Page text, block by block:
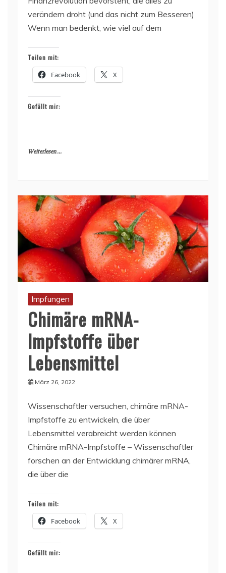
verändern droht (und das nicht zum Besseren)
Wenn man bedenkt, wie viel auf dem
Teilen mit:
Facebook X
Gefällt mir:
Weiterlesen ...
Impfungen
Chimäre mRNA-
Impfstoffe über
Lebensmittel
März 26, 2022
Wissenschaftler versuchen, chimäre mRNA-
Impfstoffe zu entwickeln, die über
Lebensmittel verabreicht werden können
Chimäre mRNA-Impfstoffe – Wissenschaftler
forschen an der Entwicklung chimärer mRNA,
die über die
Teilen mit:
Facebook X
Gefällt mir: